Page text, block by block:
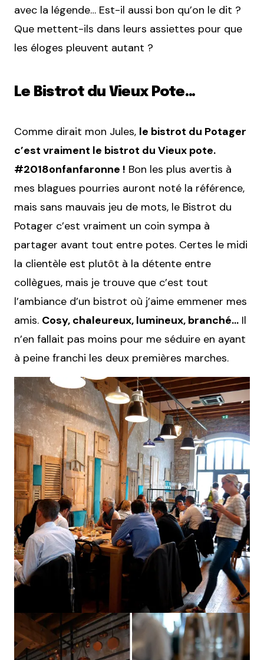
avec la légende… Est-il aussi bon qu’on le dit ?
Que mettent-ils dans leurs assiettes pour que
les éloges pleuvent autant ?
Le Bistrot du Vieux Pote…
Comme dirait mon Jules, le bistrot du Potager
c’est vraiment le bistrot du Vieux pote.
#2018onfanfaronne ! Bon les plus avertis à
mes blagues pourries auront noté la référence,
mais sans mauvais jeu de mots, le Bistrot du
Potager c’est vraiment un coin sympa à
partager avant tout entre potes. Certes le midi
la clientèle est plutôt à la détente entre
collègues, mais je trouve que c’est tout
l’ambiance d’un bistrot où j’aime emmener mes
amis. Cosy, chaleureux, lumineux, branché… Il
n’en fallait pas moins pour me séduire en ayant
à peine franchi les deux premières marches.